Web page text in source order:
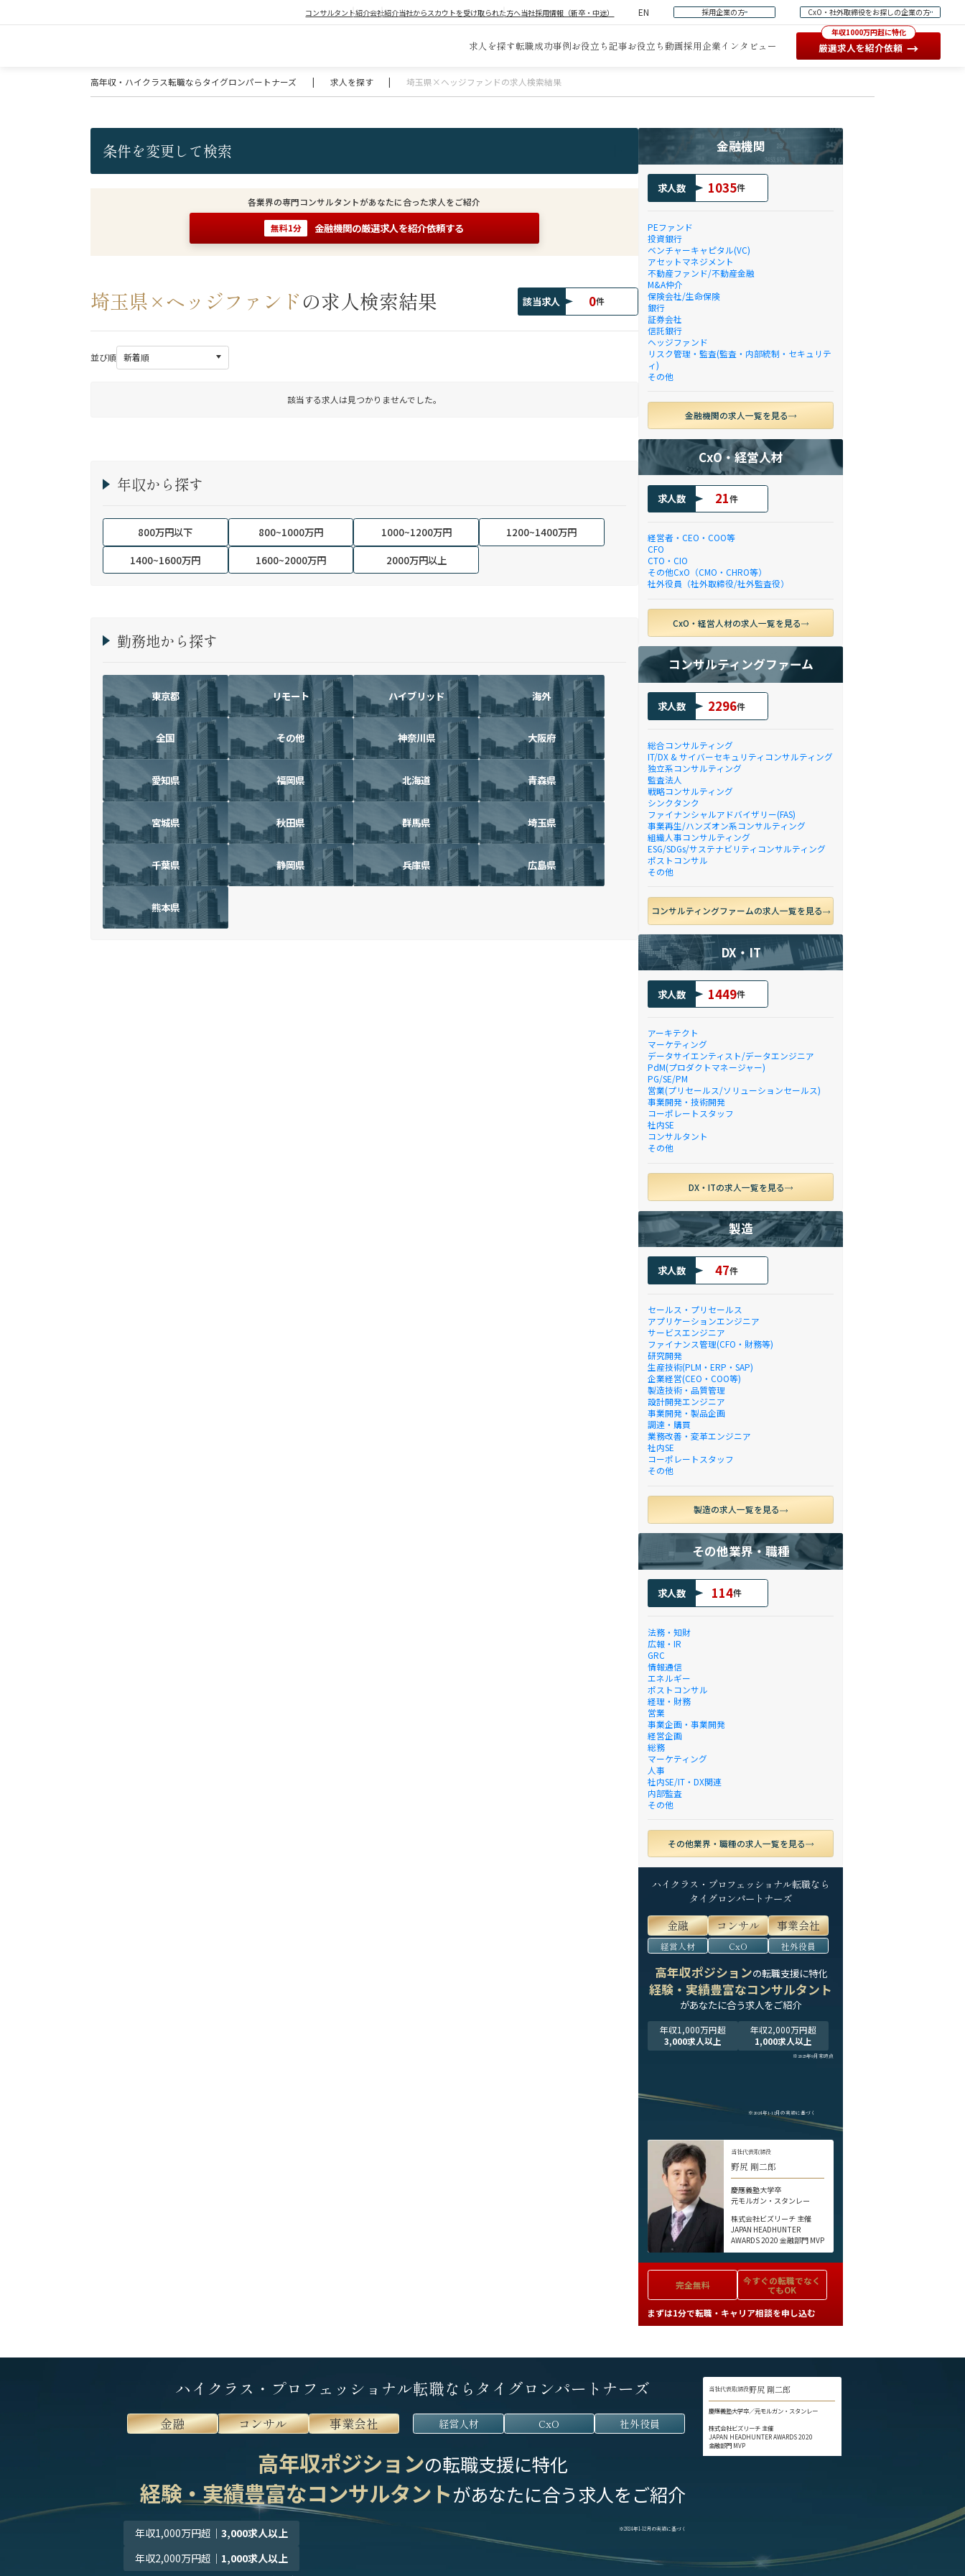
コンサルタント紹介会社紹介当社からスカウトを受け取られた方へ当社採用情報（新卒・中途） EN 採用企業の方 CxO・社外取締役をお探しの企業の方
求人を探す転職成功事例お役立ち記事お役立ち動画採用企業インタビュー
年収1000万円超に特化
厳選求人を紹介依頼 →
高年収・ハイクラス転職ならタイグロンパートナーズ | 求人を探す | 埼玉県×ヘッジファンドの求人検索結果
条件を変更して検索
各業界の専門コンサルタントがあなたに合った求人をご紹介
無料1分 金融機関の厳選求人を紹介依頼する
埼玉県×ヘッジファンドの求人検索結果 該当求人 0件
並び順
該当する求人は見つかりませんでした。
年収から探す
800万円以下 800~1000万円 1000~1200万円
1200~1400万円
1400~1600万円
1600~2000万円 2000万円以上
勤務地から探す
東京都 リモート ハイブリッド 海外
全国 その他 神奈川県 大阪府
愛知県 福岡県 北海道 青森県
宮城県 秋田県 群馬県 埼玉県
千葉県 静岡県 兵庫県 広島県
熊本県
金融機関
求人数 1035件
PEファンド
投資銀行
ベンチャーキャピタル(VC)
アセットマネジメント
不動産ファンド/不動産金融
M&A仲介
保険会社/生命保険
銀行
証券会社
信託銀行
ヘッジファンド
リスク管理・監査(監査・内部統制・セキュリテ
ィ)
その他
金融機関の求人一覧を見る
CxO・経営人材
求人数 21件
経営者・CEO・COO等
CFO
CTO・CIO
その他CxO（CMO・CHRO等）
社外役員（社外取締役/社外監査役）
CxO・経営人材の求人一覧を見る
コンサルティングファーム
求人数 2296件
総合コンサルティング
IT/DX & サイバーセキュリティコンサルティング
独立系コンサルティング
監査法人
戦略コンサルティング
シンクタンク
ファイナンシャルアドバイザリー(FAS)
事業再生/ハンズオン系コンサルティング
組織人事コンサルティング
ESG/SDGs/サステナビリティコンサルティング
ポストコンサル
その他
コンサルティングファームの求人一覧を見る
DX・IT
求人数 1449件
アーキテクト
マーケティング
データサイエンティスト/データエンジニア
PdM(プロダクトマネージャー)
PG/SE/PM
営業(プリセールス/ソリューションセールス)
事業開発・技術開発
コーポレートスタッフ
社内SE
コンサルタント
その他
DX・ITの求人一覧を見る
製造
求人数 47件
セールス・プリセールス
アプリケーションエンジニア
サービスエンジニア
ファイナンス管理(CFO・財務等)
研究開発
生産技術(PLM・ERP・SAP)
企業経営(CEO・COO等)
製造技術・品質管理
設計開発エンジニア
事業開発・製品企画
調達・購買
業務改善・変革エンジニア
社内SE
コーポレートスタッフ
その他
製造の求人一覧を見る
その他業界・職種
求人数 114件
法務・知財
広報・IR
GRC
情報通信
エネルギー
ポストコンサル
経理・財務
営業
事業企画・事業開発
経営企画
総務
マーケティング
人事
社内SE/IT・DX関連
内部監査
その他
その他業界・職種の求人一覧を見る
ハイクラス・プロフェッショナル転職なら
タイグロンパートナーズ
金融 コンサル 事業会社
経営人材 CxO 社外役員
高年収ポジションの転職支援に特化
経験・実績豊富なコンサルタント
があなたに合う求人をご紹介
年収1,000万円超
3,000求人以上
年収2,000万円超
1,000求人以上
※2025年9月末時点
※2024年1-12月の実績に基づく
当社代表取締役
野尻 剛二郎
慶應義塾大学卒
元モルガン・スタンレー
株式会社ビズリーチ 主催
JAPAN HEADHUNTER
AWARDS 2020 金融部門 MVP
完全無料 今すぐの転職でなく
てもOK
まずは1分で転職・キャリア相談を申し込む
ハイクラス・プロフェッショナル転職ならタイグロンパートナーズ
金融 コンサル 事業会社 経営人材 CxO 社外役員
高年収ポジションの転職支援に特化
経験・実績豊富なコンサルタントがあなたに合う求人をご紹介
年収1,000万円超 ｜3,000求人以上
年収2,000万円超 ｜ 1,000求人以上
※2024年1-12月の実績に基づく
当社代表取締役野尻 剛二郎
慶應義塾大学卒／元モルガン・スタンレー
株式会社ビズリーチ 主催
JAPAN HEADHUNTER AWARDS 2020
金融部門 MVP